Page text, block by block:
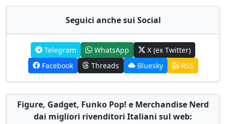
Seguici anche sui Social
Telegram WhatsApp
X (ex Twitter)
Facebook
Threads Bluesky RSS
Figure, Gadget, Funko Pop! e Merchandise Nerd
dai migliori rivenditori Italiani sul web: